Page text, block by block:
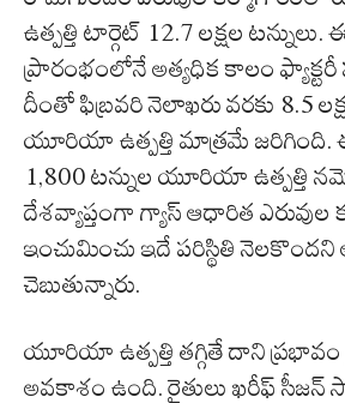
ఉత్పత్తి టార్గెట్ 12.7 లక్షల
ప్రారంభంలోనే అత్యధిక కాలం
దీంతో ఫిబ్రవరి నెలాఖరు వరకు 8.5
యూరియా ఉత్పత్తి మాత్రమే జరిగింది.
1,800 టన్నుల యూరియా ఉత్పత్తి
దేశవ్యాప్తంగా గ్యాస్‌ ఆధారిత ఎరువుల
ఇంచుమించు ఇదే పరిస్థితి నెలకొందని
చెబుతున్నారు.
యూరియా ఉత్పత్తి తగ్గితే దాని ప్రభావం
అవకాశం ఉంది. రైతులు ఖరీఫ్ సీజన్